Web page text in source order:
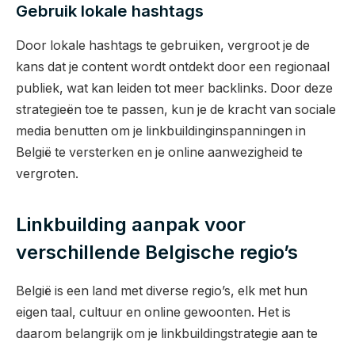
Gebruik lokale hashtags
Door lokale hashtags te gebruiken, vergroot je de
kans dat je content wordt ontdekt door een regionaal
publiek, wat kan leiden tot meer backlinks. Door deze
strategieën toe te passen, kun je de kracht van sociale
media benutten om je linkbuildinginspanningen in
België te versterken en je online aanwezigheid te
vergroten.
Linkbuilding aanpak voor
verschillende Belgische regio’s
België is een land met diverse regio’s, elk met hun
eigen taal, cultuur en online gewoonten. Het is
daarom belangrijk om je linkbuildingstrategie aan te